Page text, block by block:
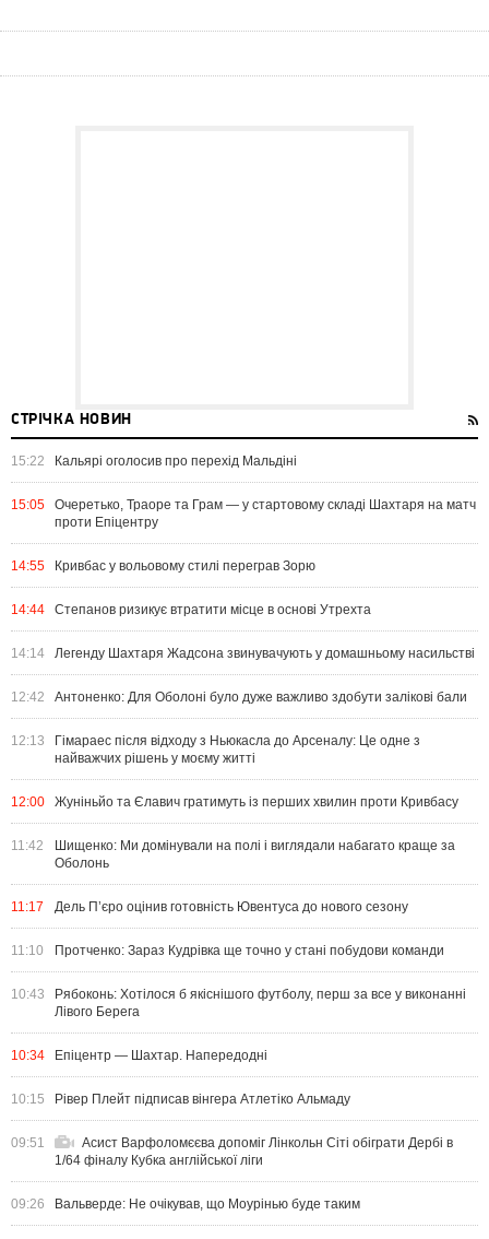
СТРІЧКА НОВИН
15:22 Кальярі оголосив про перехід Мальдіні
15:05
Очеретько, Траоре та Грам — у стартовому складі Шахтаря на матч
проти Епіцентру
14:55 Кривбас у вольовому стилі переграв Зорю
14:44 Степанов ризикує втратити місце в основі Утрехта
14:14 Легенду Шахтаря Жадсона звинувачують у домашньому насильстві
12:42 Антоненко: Для Оболоні було дуже важливо здобути залікові бали
12:13
Гімараес після відходу з Ньюкасла до Арсеналу: Це одне з
найважчих рішень у моєму житті
12:00 Жуніньйо та Єлавич гратимуть із перших хвилин проти Кривбасу
11:42
Шищенко: Ми домінували на полі і виглядали набагато краще за
Оболонь
11:17 Дель П’єро оцінив готовність Ювентуса до нового сезону
11:10 Протченко: Зараз Кудрівка ще точно у стані побудови команди
10:43
Рябоконь: Хотілося б якіснішого футболу, перш за все у виконанні
Лівого Берега
10:34 Епіцентр — Шахтар. Напередодні
10:15 Рівер Плейт підписав вінгера Атлетіко Альмаду
09:51
Асист Варфоломєєва допоміг Лінкольн Сіті обіграти Дербі в
1/64 фіналу Кубка англійської ліги
09:26 Вальверде: Не очікував, що Моурінью буде таким